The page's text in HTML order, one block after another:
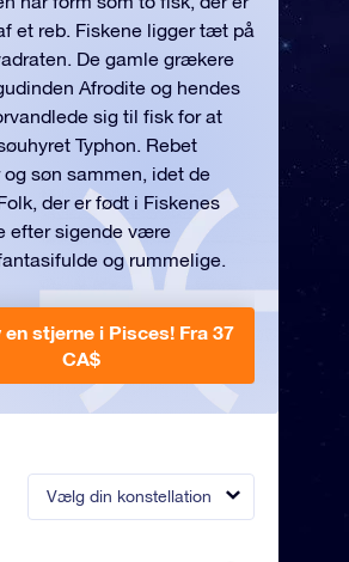
Vælg din konstellation
et reb. Fiskene ligger tæt på
De gamle grækere
Afrodite og hendes
sig til fisk for at
Typhon. Rebet
og søn sammen, idet de
der er født i Fiskenes
efter sigende være
og rummelige.
en stjerne i Pisces! Fra 37
CA$